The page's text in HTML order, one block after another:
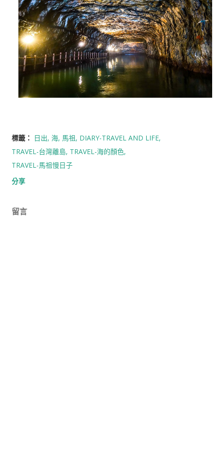
標籤： 日出 海 馬祖 DIARY-TRAVEL AND LIFE
TRAVEL-台灣離島 TRAVEL-海的顏色
TRAVEL-馬祖慢日子
分享
留言